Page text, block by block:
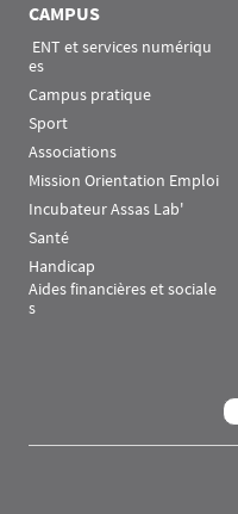
CAMPUS
es
Campus pratique
Sport
Associations
Mission Orientation Emploi
Incubateur Assas Lab'
Santé
Handicap
Aides financières et sociale
s